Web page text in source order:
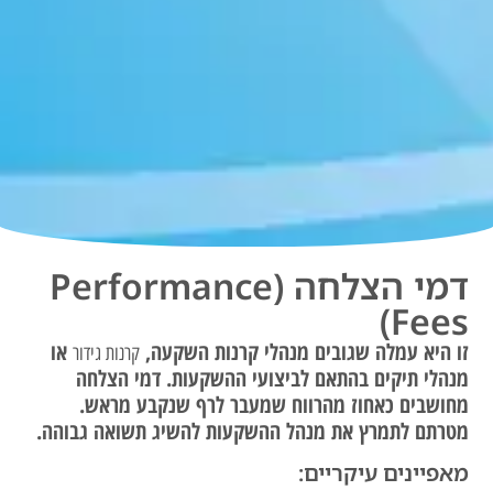
דמי הצלחה (Performance
Fees)
זו היא עמלה שגובים מנהלי קרנות השקעה,קרנות גידור או
מנהלי תיקים בהתאם לביצועי ההשקעות. דמי הצלחה
מחושבים כאחוז מהרווח שמעבר לרף שנקבע מראש.
מטרתם לתמרץ את מנהל ההשקעות להשיג תשואה גבוהה.
מאפיינים עיקריים: